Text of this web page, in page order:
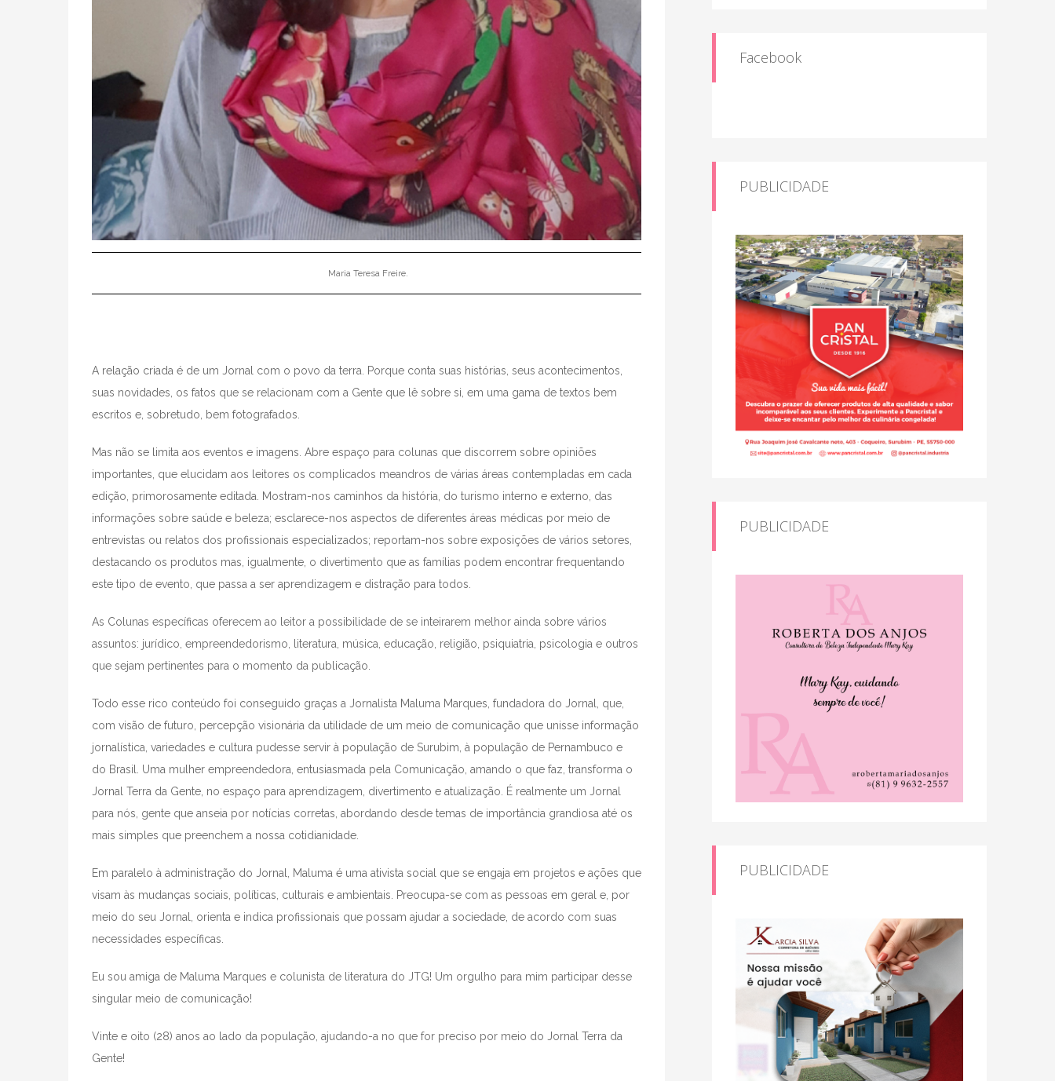
Maria Teresa Freire.
A relação criada é de um Jornal com o povo da terra. Porque conta suas histórias, seus acontecimentos,
suas novidades, os fatos que se relacionam com a Gente que lê sobre si, em uma gama de textos bem
escritos e, sobretudo, bem fotografados.
Mas não se limita aos eventos e imagens. Abre espaço para colunas que discorrem sobre opiniões
importantes, que elucidam aos leitores os complicados meandros de várias áreas contempladas em cada
edição, primorosamente editada. Mostram-nos caminhos da história, do turismo interno e externo, das
informações sobre saúde e beleza; esclarece-nos aspectos de diferentes áreas médicas por meio de
entrevistas ou relatos dos profissionais especializados; reportam-nos sobre exposições de vários setores,
destacando os produtos mas, igualmente, o divertimento que as famílias podem encontrar frequentando
este tipo de evento, que passa a ser aprendizagem e distração para todos.
As Colunas específicas oferecem ao leitor a possibilidade de se inteirarem melhor ainda sobre vários
assuntos: jurídico, empreendedorismo, literatura, música, educação, religião, psiquiatria, psicologia e outros
que sejam pertinentes para o momento da publicação.
Todo esse rico conteúdo foi conseguido graças a Jornalista Maluma Marques, fundadora do Jornal, que,
com visão de futuro, percepção visionária da utilidade de um meio de comunicação que unisse informação
jornalística, variedades e cultura pudesse servir à população de Surubim, à população de Pernambuco e
do Brasil. Uma mulher empreendedora, entusiasmada pela Comunicação, amando o que faz, transforma o
Jornal Terra da Gente, no espaço para aprendizagem, divertimento e atualização. É realmente um Jornal
para nós, gente que anseia por notícias corretas, abordando desde temas de importância grandiosa até os
mais simples que preenchem a nossa cotidianidade.
Em paralelo à administração do Jornal, Maluma é uma ativista social que se engaja em projetos e ações que
visam às mudanças sociais, políticas, culturais e ambientais. Preocupa-se com as pessoas em geral e, por
meio do seu Jornal, orienta e indica profissionais que possam ajudar a sociedade, de acordo com suas
necessidades específicas.
Eu sou amiga de Maluma Marques e colunista de literatura do JTG! Um orgulho para mim participar desse
singular meio de comunicação!
Vinte e oito (28) anos ao lado da população, ajudando-a no que for preciso por meio do Jornal Terra da
Gente!
Facebook
PUBLICIDADE
PUBLICIDADE
PUBLICIDADE